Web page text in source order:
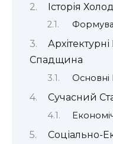
Історія
Спадщина
Основні
Сучасний
Соціально-